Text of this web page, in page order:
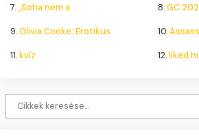
7.„Soha nem a 8.GC
9.Olivia Cooke: Erotikus 10.
11.kvíz 12.